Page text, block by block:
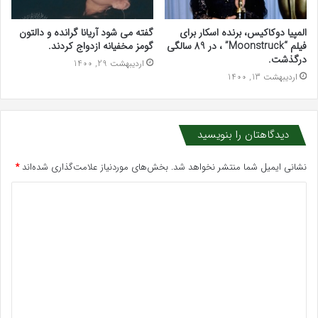
المپیا دوکاکیس، برنده اسکار برای
فیلم “Moonstruck” ، در 89 سالگی
درگذشت.
اردیبهشت 13, 1400
گفته می شود آریانا گرانده و دالتون
گومز مخفیانه ازدواج کردند.
اردیبهشت 29, 1400
دیدگاهتان را بنویسید
نشانی ایمیل شما منتشر نخواهد شد. بخش‌های موردنیاز علامت‌گذاری شده‌اند*